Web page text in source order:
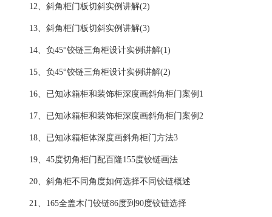
12、斜角柜门板切斜实例讲解(2)
13、斜角柜门板切斜实例讲解(3)
14、负45°铰链三角柜设计实例讲解(1)
15、负45°铰链三角柜设计实例讲解(2)
16、已知冰箱柜和装饰柜深度画斜角柜门案例1
17、已知冰箱柜和装饰柜深度画斜角柜门案例2
18、已知冰箱柜体深度画斜角柜门方法3
19、45度切角柜门配百隆155度铰链画法
20、斜角柜不同角度如何选择不同铰链概述
21、165全盖木门铰链86度到90度铰链选择